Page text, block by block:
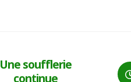
Une soufflerie
continue